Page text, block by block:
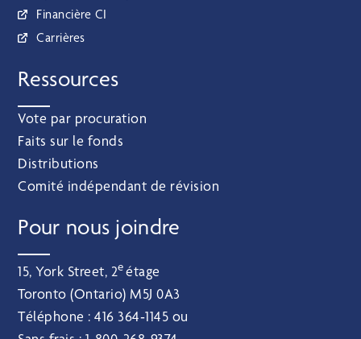
Financière CI
Carrières
Ressources
Vote par procuration
Faits sur le fonds
Distributions
Comité indépendant de révision
Pour nous joindre
15, York Street, 2eétage
Toronto (Ontario) M5J 0A3
Téléphone :416 364‑1145 ou